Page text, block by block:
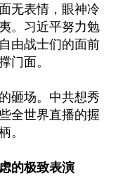
无表情，眼神冷
。习近平努力勉
由战士们的面前
门面。
砸场。中共想秀
全世界直播的握
。
的极致表演